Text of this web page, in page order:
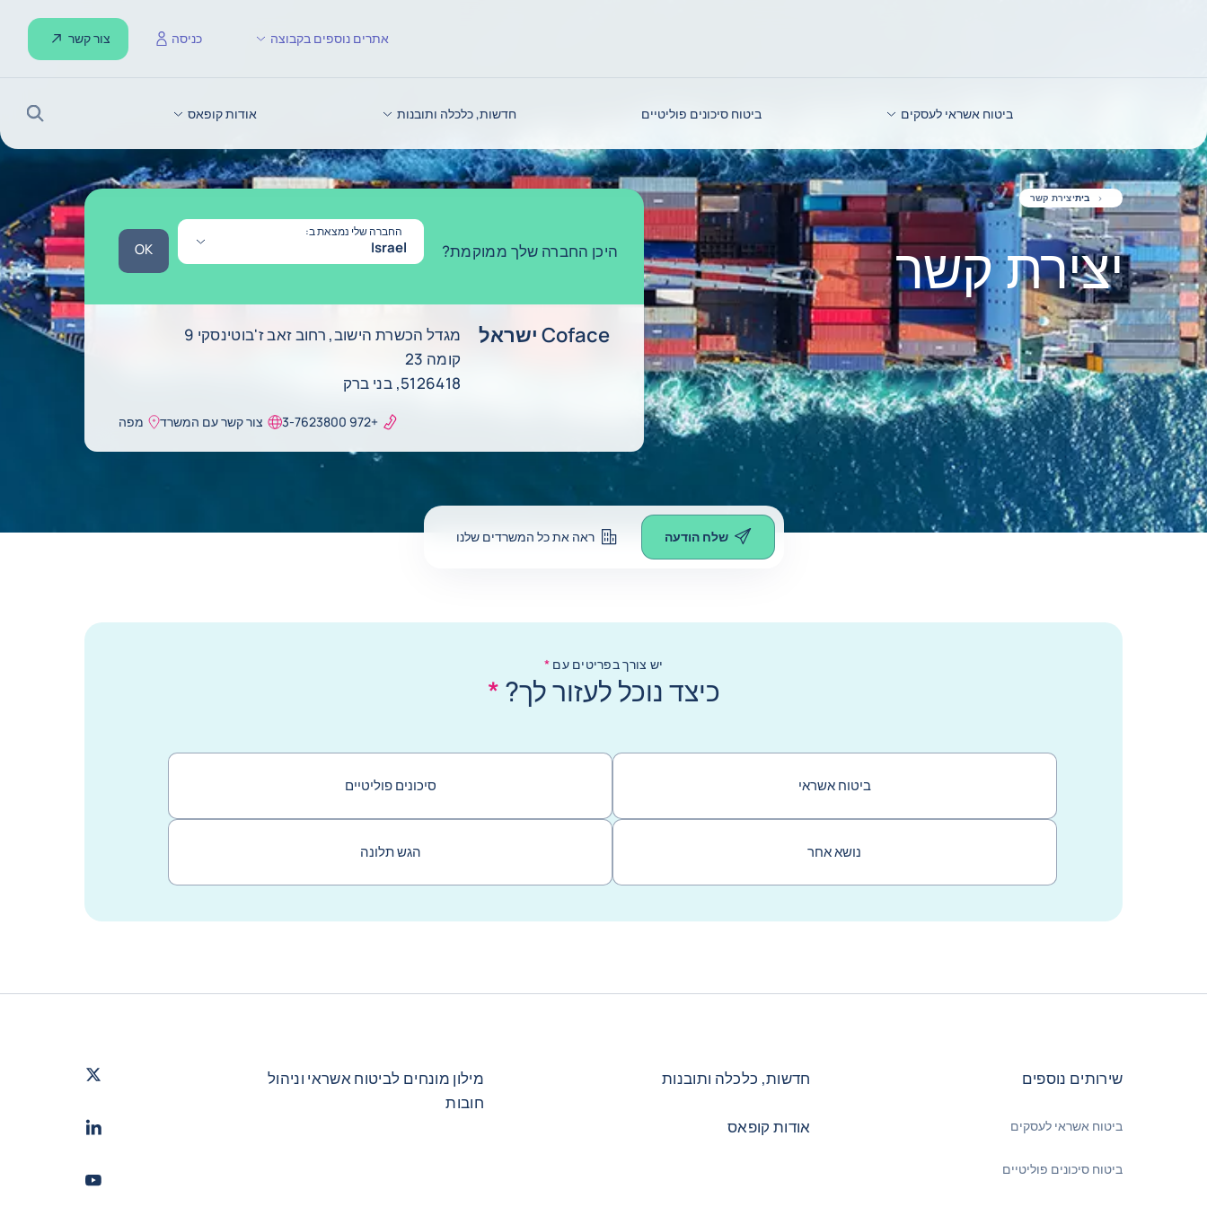
ביטוח אשראי לעסקים ביטוח סיכונים פוליטיים חדשות, כלכלה ותובנות אודות קופאס
חיפוש
אתרים נוספים בקבוצה כניסה צור קשר
ביתיצירת קשר
יצירת קשר היכן החברה שלך ממוקמת?
החברה שלי נמצאת ב:
Israel
OK
OK
Coface ישראל
מגדל הכשרת הישוב, רחוב זאב ז'בוטינסקי 9
קומה 23
5126418, בני ברק
+972 3-7623800 צור קשר עם המשרד מפה
שלח הודעה ראה את כל המשרדים שלנו
שלח הודעה
יש צורך בפריטים עם*
כיצד נוכל לעזור לך?*
ביטוח אשראי סיכונים פוליטיים
נושא אחר הגש תלונה
שירותים נוספים
ביטוח אשראי לעסקים
ביטוח סיכונים פוליטיים
חדשות, כלכלה ותובנות
אודות קופאס
מילון מונחים לביטוח אשראי וניהול
חובות
Twitter
LinkedIn
Youtube